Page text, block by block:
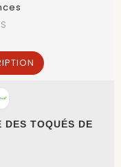
DES TOQUÉS DE